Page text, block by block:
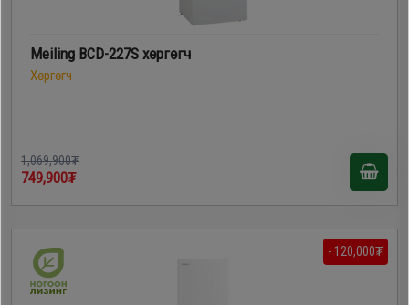
Meiling BCD-227S хөргөгч
Хөргөгч
1,069,900₮
749,900₮
- 120,000₮